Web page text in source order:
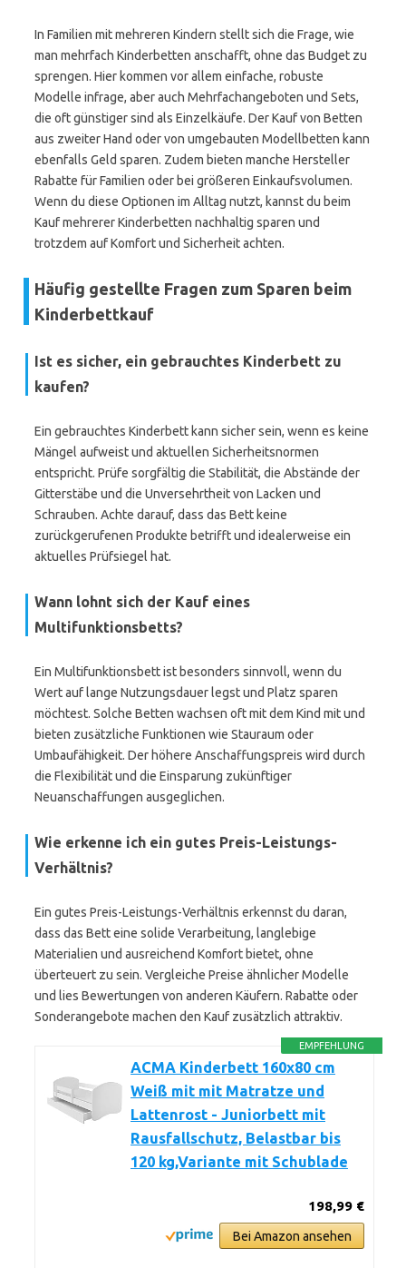
In Familien mit mehreren Kindern stellt sich die Frage, wie
man mehrfach Kinderbetten anschafft, ohne das Budget zu
sprengen. Hier kommen vor allem einfache, robuste
Modelle infrage, aber auch Mehrfachangeboten und Sets,
die oft günstiger sind als Einzelkäufe. Der Kauf von Betten
aus zweiter Hand oder von umgebauten Modellbetten kann
ebenfalls Geld sparen. Zudem bieten manche Hersteller
Rabatte für Familien oder bei größeren Einkaufsvolumen.
Wenn du diese Optionen im Alltag nutzt, kannst du beim
Kauf mehrerer Kinderbetten nachhaltig sparen und
trotzdem auf Komfort und Sicherheit achten.
Häufig gestellte Fragen zum Sparen beim
Kinderbettkauf
Ist es sicher, ein gebrauchtes Kinderbett zu
kaufen?
Ein gebrauchtes Kinderbett kann sicher sein, wenn es keine
Mängel aufweist und aktuellen Sicherheitsnormen
entspricht. Prüfe sorgfältig die Stabilität, die Abstände der
Gitterstäbe und die Unversehrtheit von Lacken und
Schrauben. Achte darauf, dass das Bett keine
zurückgerufenen Produkte betrifft und idealerweise ein
aktuelles Prüfsiegel hat.
Wann lohnt sich der Kauf eines
Multifunktionsbetts?
Ein Multifunktionsbett ist besonders sinnvoll, wenn du
Wert auf lange Nutzungsdauer legst und Platz sparen
möchtest. Solche Betten wachsen oft mit dem Kind mit und
bieten zusätzliche Funktionen wie Stauraum oder
Umbaufähigkeit. Der höhere Anschaffungspreis wird durch
die Flexibilität und die Einsparung zukünftiger
Neuanschaffungen ausgeglichen.
Wie erkenne ich ein gutes Preis-Leistungs-
Verhältnis?
Ein gutes Preis-Leistungs-Verhältnis erkennst du daran,
dass das Bett eine solide Verarbeitung, langlebige
Materialien und ausreichend Komfort bietet, ohne
überteuert zu sein. Vergleiche Preise ähnlicher Modelle
und lies Bewertungen von anderen Käufern. Rabatte oder
Sonderangebote machen den Kauf zusätzlich attraktiv.
EMPFEHLUNG
ACMA Kinderbett 160x80 cm
Weiß mit mit Matratze und
Lattenrost - Juniorbett mit
Rausfallschutz, Belastbar bis
120 kg,Variante mit Schublade
198,99 €
Bei Amazon ansehen